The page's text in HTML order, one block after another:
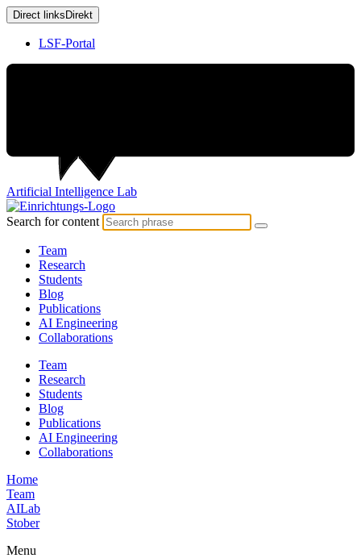
Direct links Direkt
LSF-Portal
Artificial Intelligence Lab
Search for content
Team
Research
Students
Blog
Publications
AI Engineering
Collaborations
Team
Research
Students
Blog
Publications
AI Engineering
Collaborations
Home
Team
AILab
Stober
Menu